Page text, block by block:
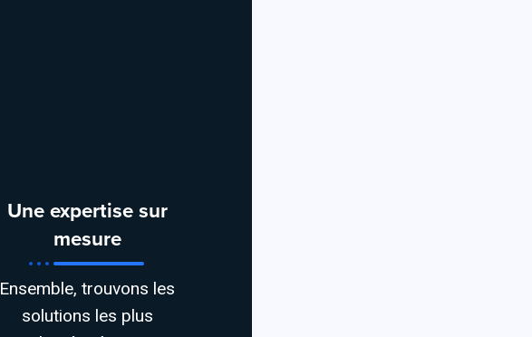
Une expertise sur
mesure
Ensemble, trouvons les
solutions les plus